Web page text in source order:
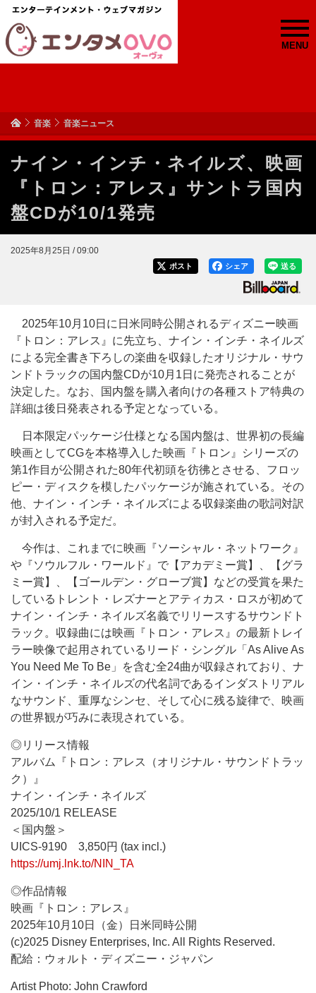
MENU
音楽 音楽ニュース
ナイン・インチ・ネイルズ、映画
『トロン：アレス』サントラ国内
盤CDが10/1発売
2025年8月25日 / 09:00
送る
シェア
ポスト
2025年10月10日に日米同時公開されるディズニー映画
『トロン：アレス』に先立ち、ナイン・インチ・ネイルズ
による完全書き下ろしの楽曲を収録したオリジナル・サウ
ンドトラックの国内盤CDが10月1日に発売されることが
決定した。なお、国内盤を購入者向けの各種ストア特典の
詳細は後日発表される予定となっている。
日本限定パッケージ仕様となる国内盤は、世界初の長編
映画としてCGを本格導入した映画『トロン』シリーズの
第1作目が公開された80年代初頭を彷彿とさせる、フロッ
ピー・ディスクを模したパッケージが施されている。その
他、ナイン・インチ・ネイルズによる収録楽曲の歌詞対訳
が封入される予定だ。
今作は、これまでに映画『ソーシャル・ネットワーク』
や『ソウルフル・ワールド』で【アカデミー賞】、【グラ
ミー賞】、【ゴールデン・グローブ賞】などの受賞を果た
しているトレント・レズナーとアティカス・ロスが初めて
ナイン・インチ・ネイルズ名義でリリースするサウンドト
ラック。収録曲には映画『トロン・アレス』の最新トレイ
ラー映像で起用されているリード・シングル「As Alive As
You Need Me To Be」を含む全24曲が収録されており、ナ
イン・インチ・ネイルズの代名詞であるインダストリアル
なサウンド、重厚なシンセ、そして心に残る旋律で、映画
の世界観が巧みに表現されている。
◎リリース情報
アルバム『トロン：アレス（オリジナル・サウンドトラッ
ク）』
ナイン・インチ・ネイルズ
2025/10/1 RELEASE
＜国内盤＞
UICS-9190 3,850円 (tax incl.)
https://umj.lnk.to/NIN_TA
◎作品情報
映画『トロン：アレス』
2025年10月10日（金）日米同時公開
(c)2025 Disney Enterprises, Inc. All Rights Reserved.
配給：ウォルト・ディズニー・ジャパン
Artist Photo: John Crawford